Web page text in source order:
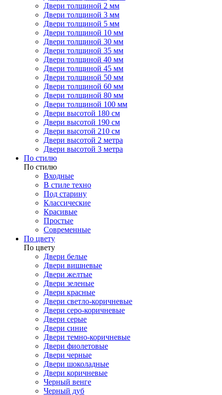
Двери толщиной 2 мм
Двери толщиной 3 мм
Двери толщиной 5 мм
Двери толщиной 10 мм
Двери толщиной 30 мм
Двери толщиной 35 мм
Двери толщиной 40 мм
Двери толщиной 45 мм
Двери толщиной 50 мм
Двери толщиной 60 мм
Двери толщиной 80 мм
Двери толщиной 100 мм
Двери высотой 180 см
Двери высотой 190 см
Двери высотой 210 см
Двери высотой 2 метра
Двери высотой 3 метра
По стилю
По стилю
Входные
В стиле техно
Под старину
Классические
Красивые
Простые
Современные
По цвету
По цвету
Двери белые
Двери вишневые
Двери желтые
Двери зеленые
Двери красные
Двери светло-коричневые
Двери серо-коричневые
Двери серые
Двери синие
Двери темно-коричневые
Двери фиолетовые
Двери черные
Двери шоколадные
Двери коричневые
Черный венге
Черный дуб